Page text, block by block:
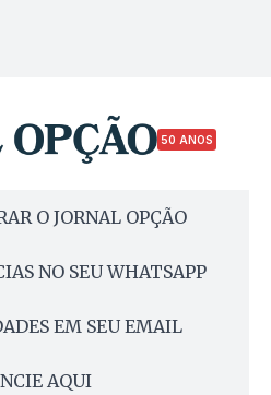
50 ANOS
O JORNAL OPÇÃO
NO SEU WHATSAPP
EM SEU EMAIL
AQUI